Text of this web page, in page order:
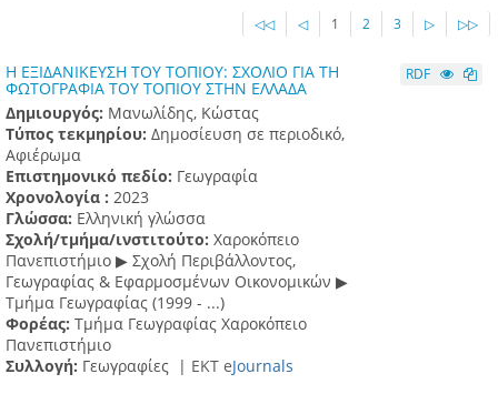
◁◁ ◁ 1 2 3 ▷ ▷▷
Η ΕΞΙΔΑΝΙΚΕΥΣΗ ΤΟΥ ΤΟΠΙΟΥ: ΣΧΟΛΙΟ ΓΙΑ ΤΗ
ΦΩΤΟΓΡΑΦΙΑ ΤΟΥ ΤΟΠΙΟΥ ΣΤΗΝ ΕΛΛΑΔΑ
Δημιουργός: Μανωλίδης, Κώστας
Τύπος τεκμηρίου: Δημοσίευση σε περιοδικό,
Αφιέρωμα
Επιστημονικό πεδίο: Γεωγραφία
Χρονολογία : 2023
Γλώσσα: Ελληνική γλώσσα
Σχολή/τμήμα/ινστιτούτο: Χαροκόπειο
Πανεπιστήμιο ▶ Σχολή Περιβάλλοντος,
Γεωγραφίας & Εφαρμοσμένων Οικονομικών ▶
Τμήμα Γεωγραφίας (1999 - ...)
Φορέας: Τμήμα Γεωγραφίας Χαροκόπειο
Πανεπιστήμιο
Συλλογή: Γεωγραφίες | ΕΚΤ eJournals
RDF